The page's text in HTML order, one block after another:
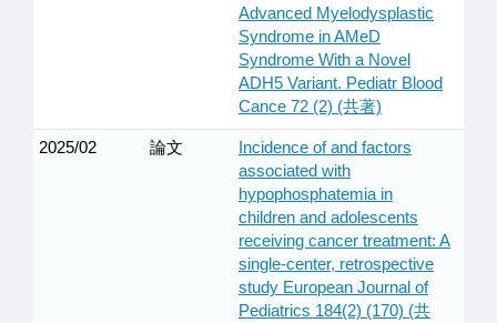
Advanced Myelodysplastic
Syndrome in AMeD
Syndrome With a Novel
ADH5 Variant. Pediatr Blood
Cance 72 (2) (共著)
2025/02 論文
Incidence of and factors
associated with
hypophosphatemia in
children and adolescents
receiving cancer treatment: A
single-center, retrospective
study European Journal of
Pediatrics 184(2) (170) (共